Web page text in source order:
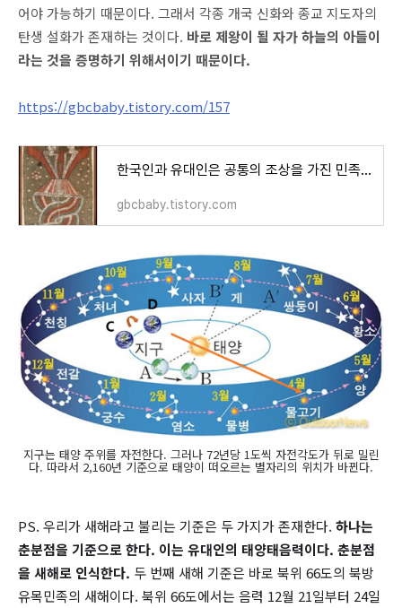
어야 가능하기 때문이다. 그래서 각종 개국 신화와 종교 지도자의
탄생 설화가 존재하는 것이다. 바로 제왕이 될 자가 하늘의 아들이
라는 것을 증명하기 위해서이기 때문이다.
https://gbcbaby.tistory.com/157
한국인과 유대인은 공통의 조상을 가진 민족인가?(feat. 한유동조론)
gbcbaby.tistory.com
지구는 태양 주위를 자전한다. 그러나 72년당 1도씩 자전각도가 뒤로 밀린
다. 따라서 2,160년 기준으로 태양이 떠오르는 별자리의 위치가 바뀐다.
PS. 우리가 새해라고 불리는 기준은 두 가지가 존재한다. 하나는
춘분점을 기준으로 한다. 이는 유대인의 태양태음력이다. 춘분점
을 새해로 인식한다. 두 번째 새해 기준은 바로 북위 66도의 북방
유목민족의 새해이다. 북위 66도에서는 음력 12월 21일부터 24일